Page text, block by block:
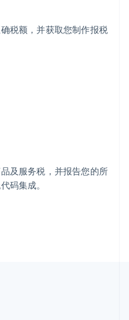
税额，并获取您制作报税
及服务税，并报告您的所
码集成。